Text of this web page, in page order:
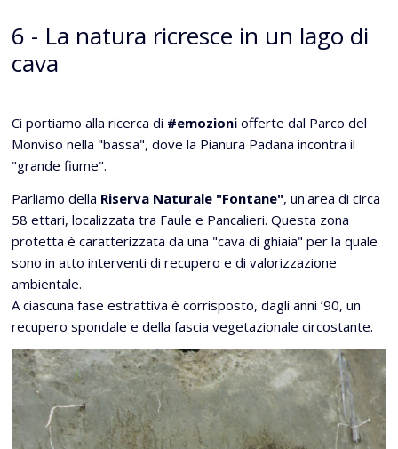
6 - La natura ricresce in un lago di
cava
Ci portiamo alla ricerca di #emozioni offerte dal Parco del
Monviso nella "bassa", dove la Pianura Padana incontra il
"grande fiume".
Parliamo della Riserva Naturale "Fontane", un'area di circa
58 ettari, localizzata tra Faule e Pancalieri. Questa zona
protetta è caratterizzata da una "cava di ghiaia" per la quale
sono in atto interventi di recupero e di valorizzazione
ambientale.
A ciascuna fase estrattiva è corrisposto, dagli anni ’90, un
recupero spondale e della fascia vegetazionale circostante.